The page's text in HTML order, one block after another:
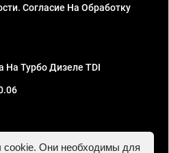
Согласие На Обработку
На Турбо Дизеле TDI
ИНН 781302555843,
cookie. Они необходимы для